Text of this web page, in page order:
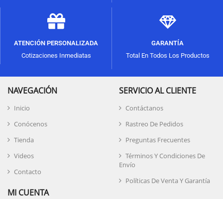
ATENCIÓN PERSONALIZADA
Cotizaciones Inmediatas
GARANTÍA
Total En Todos Los Productos
NAVEGACIÓN
Inicio
Conócenos
Tienda
Videos
Contacto
SERVICIO AL CLIENTE
Contáctanos
Rastreo De Pedidos
Preguntas Frecuentes
Términos Y Condiciones De
Envío
Políticas De Venta Y Garantía
MI CUENTA